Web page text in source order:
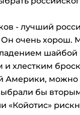
- лучший
очень хорош.
шайбой
и хлестким
Америки,
бы
«Койотис»